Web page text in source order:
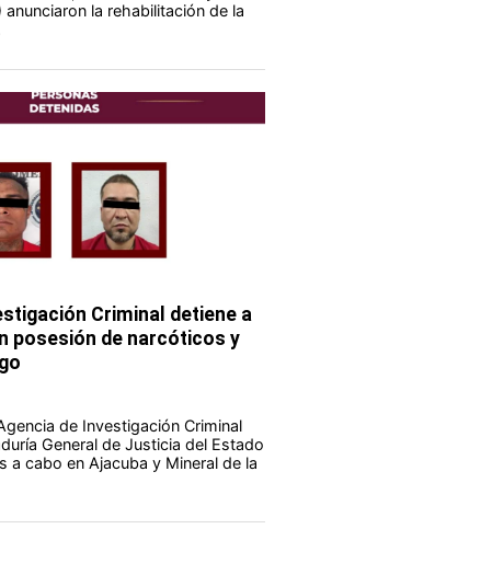
anunciaron la rehabilitación de la
Criminal detiene a
posesión de narcóticos y
de Investigación Criminal
General de Justicia del Estado
a cabo en Ajacuba y Mineral de la